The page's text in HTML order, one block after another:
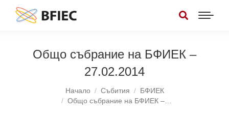
Общо събрание на БФИЕК –
27.02.2014
You are here:Начало Събития
БФИЕК
Общо събрание на БФИЕК –…